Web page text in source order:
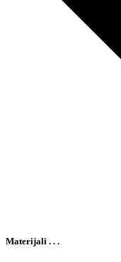
Materijali . . .